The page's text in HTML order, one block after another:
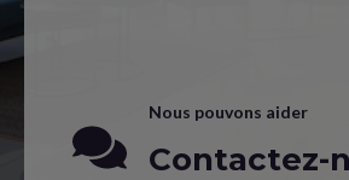
Nous pouvons aider
Contactez-